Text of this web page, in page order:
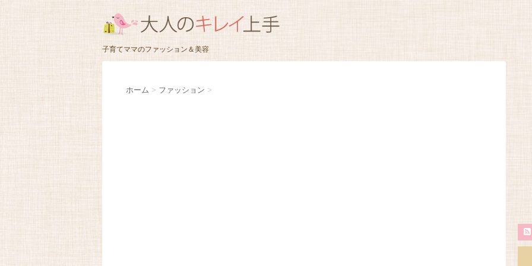
子育てママのファッション＆美容
ホーム > ファッション >